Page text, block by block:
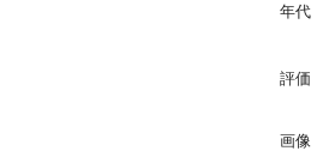
年代
評価
画像